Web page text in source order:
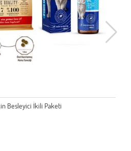
Somon Balıklı ve Tavuk Etli Yetişkin